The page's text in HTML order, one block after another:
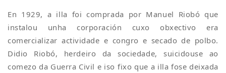
En 1929, a illa foi comprada por Manuel Riobó que
instalou unha corporación cuxo obxectivo era
comercializar actividade e congro e secado de polbo.
Didio Riobó, herdeiro da sociedade, suicidouse ao
comezo da Guerra Civil e iso fixo que a illa fose deixada